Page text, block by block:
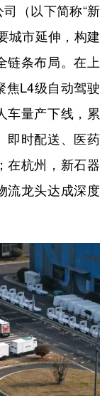
（以下简称“新
城市延伸，构建
链条布局。在上
焦L4级自动驾驶
车量产下线，累
即时配送、医药
在杭州，新石器
流龙头达成深度